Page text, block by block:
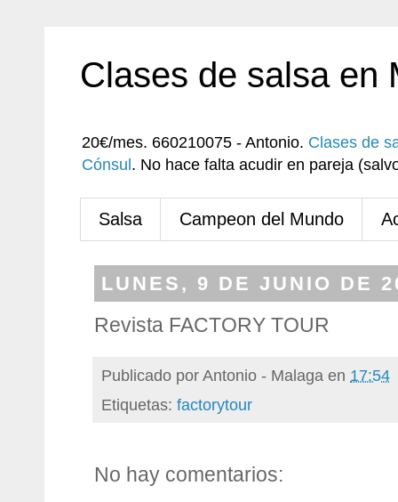
Clases de salsa en
20€/mes. 660210075 - Antonio. Clases de
Cónsul . No hace falta acudir en pareja
Salsa Campeon del Mundo
LUNES, 9 DE JUNIO DE
Revista FACTORY TOUR
Publicado porAntonio - Malaga en 17:54
Etiquetas: factorytour
No hay comentarios: